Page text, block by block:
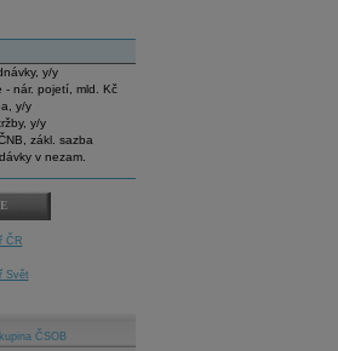
y/y
- nár. pojetí, mld. Kč
y/y
y/y
zákl. sazba
v nezam.
ČR
Svět
ČSOB